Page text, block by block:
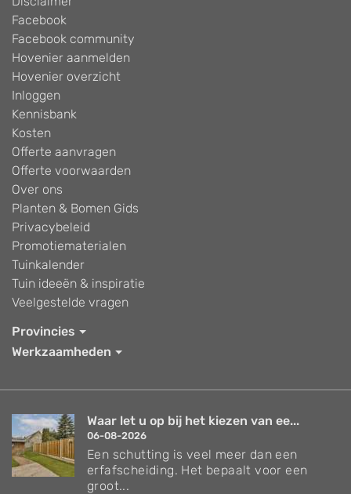
Facebook
Facebook community
Hovenier aanmelden
Hovenier overzicht
Inloggen
Kennisbank
Kosten
Offerte aanvragen
Offerte voorwaarden
Over ons
Planten & Bomen Gids
Privacybeleid
Promotiematerialen
Tuinkalender
Tuin ideeën & inspiratie
Veelgestelde vragen
Provincies
Werkzaamheden
Waar let u op bij het kiezen van ee...
06-08-2026
Een schutting is veel meer dan een
erfafscheiding. Het bepaalt voor een
groot...